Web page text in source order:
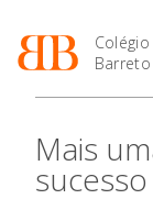
Barreto
Projeto Educativo
Organização
Enriquecimento
Oferta Curricular
Profissionais
Matrículas
2027
Calendários
Mais